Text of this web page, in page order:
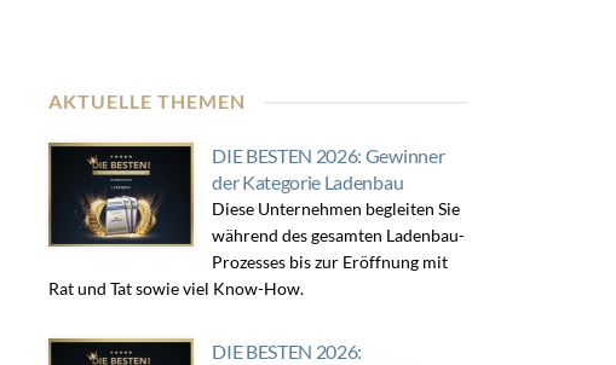
AKTUELLE THEMEN
DIE BESTEN 2026: Gewinner
der Kategorie Ladenbau
Diese Unternehmen begleiten Sie
während des gesamten Ladenbau-
Prozesses bis zur Eröffnung mit
Rat und Tat sowie viel Know-How.
DIE BESTEN 2026: